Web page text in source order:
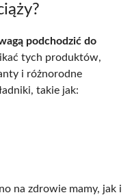
podchodzić do
tych produktów,
i różnorodne
takie jak:
na zdrowie mamy, jak i